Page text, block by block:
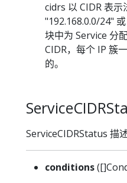
cidrs 以 CIDR 表示
"192.168.0.0/24"
块中为 Service 分
CIDR，每个 IP 簇
的。
ServiceCIDRStatus 描
conditions